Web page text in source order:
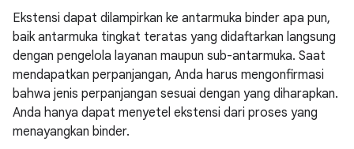
Ekstensi dapat dilampirkan ke antarmuka binder apa pun,
baik antarmuka tingkat teratas yang didaftarkan langsung
dengan pengelola layanan maupun sub-antarmuka. Saat
mendapatkan perpanjangan, Anda harus mengonfirmasi
bahwa jenis perpanjangan sesuai dengan yang diharapkan.
Anda hanya dapat menyetel ekstensi dari proses yang
menayangkan binder.